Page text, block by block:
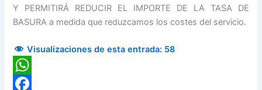
Y PERMITIRÁ REDUCIR EL IMPORTE DE LA TASA DE
BASURA a medida que reduzcamos los costes del servicio.
Visualizaciones de esta entrada: 58
WhatsApp